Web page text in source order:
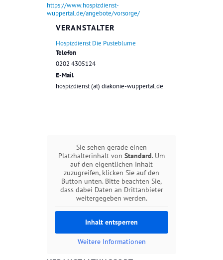
https://www.hospizdienst-
wuppertal.de/angebote/vorsorge/
VERANSTALTER
Hospizdienst Die Pusteblume
Telefon
0202 4305124
E-Mail
hospizdienst (at) diakonie-wuppertal.de
Sie sehen gerade einen
Platzhalterinhalt von Standard. Um
auf den eigentlichen Inhalt
zuzugreifen, klicken Sie auf den
Button unten. Bitte beachten Sie,
dass dabei Daten an Drittanbieter
weitergegeben werden.
Inhalt entsperren
Weitere Informationen